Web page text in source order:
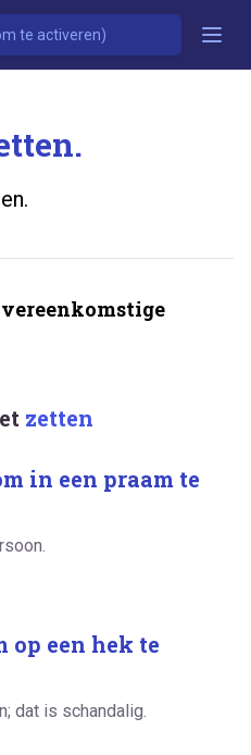
zetten
in een praam te
op een hek te
dat is schandalig.